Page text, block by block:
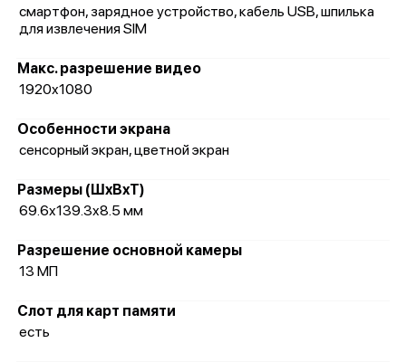
смартфон, зарядное устройство, кабель USB, шпилька
для извлечения SIM
Макс. разрешение видео
1920x1080
Особенности экрана
сенсорный экран, цветной экран
Размеры (ШxВxТ)
69.6x139.3x8.5 мм
Разрешение основной камеры
13 МП
Слот для карт памяти
есть